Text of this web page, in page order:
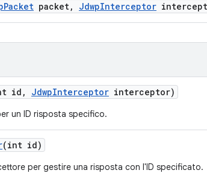
Packet packet, JdwpInterceptor
id , JdwpInterceptor interceptor)
un ID risposta specifico.
(int id)
per gestire una risposta con l'ID specificato.